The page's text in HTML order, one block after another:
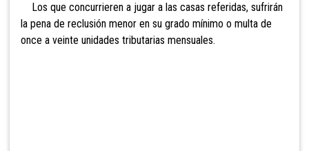
Los que concurrieren a jugar a las casas referidas, sufrirán
la pena de reclusión menor en su grado mínimo o multa de
once a veinte unidades tributarias mensuales.